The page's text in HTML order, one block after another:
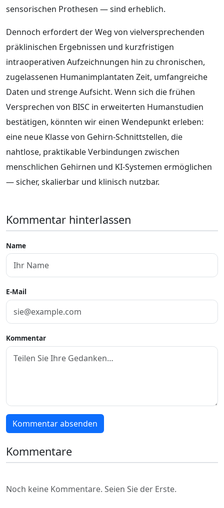
sensorischen Prothesen — sind erheblich.
Dennoch erfordert der Weg von vielversprechenden
präklinischen Ergebnissen und kurzfristigen
intraoperativen Aufzeichnungen hin zu chronischen,
zugelassenen Humanimplantaten Zeit, umfangreiche
Daten und strenge Aufsicht. Wenn sich die frühen
Versprechen von BISC in erweiterten Humanstudien
bestätigen, könnten wir einen Wendepunkt erleben:
eine neue Klasse von Gehirn‑Schnittstellen, die
nahtlose, praktikable Verbindungen zwischen
menschlichen Gehirnen und KI‑Systemen ermöglichen
— sicher, skalierbar und klinisch nutzbar.
Kommentar hinterlassen
Name
E-Mail
Kommentar
Kommentar absenden
Kommentare
Noch keine Kommentare. Seien Sie der Erste.